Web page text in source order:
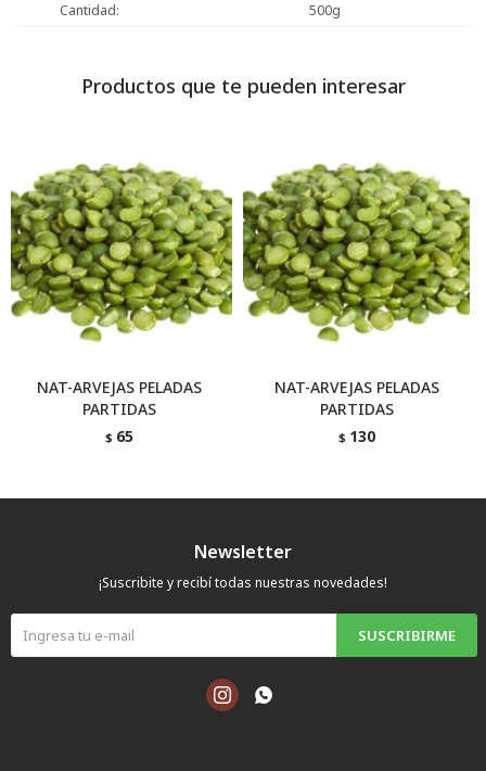
Cantidad
500g
Productos que te pueden interesar
NAT-ARVEJAS PELADAS
PARTIDAS
$ 65
NAT-ARVEJAS PELADAS
PARTIDAS
$ 130
Newsletter
¡Suscribite y recibí todas nuestras novedades!
SUSCRIBIRME
 